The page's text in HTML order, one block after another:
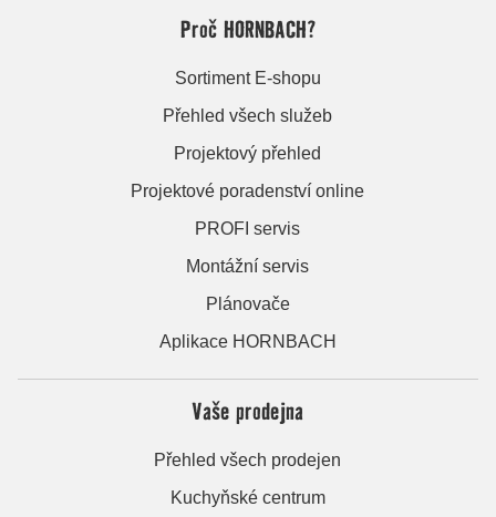
Proč HORNBACH?
Sortiment E-shopu
Přehled všech služeb
Projektový přehled
Projektové poradenství online
PROFI servis
Montážní servis
Plánovače
Aplikace HORNBACH
Vaše prodejna
Přehled všech prodejen
Kuchyňské centrum